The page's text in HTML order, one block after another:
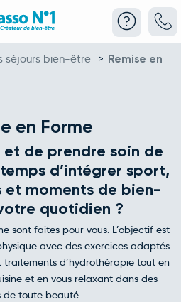
séjours bien-être > Remise en
en Forme
et de prendre soin de
d’intégrer sport,
et moments de bien-
quotidien ?
sont faites pour vous. L’objectif est
avec des exercices adaptés
traitements d’hydrothérapie tout en
et en vous relaxant dans des
de toute beauté.